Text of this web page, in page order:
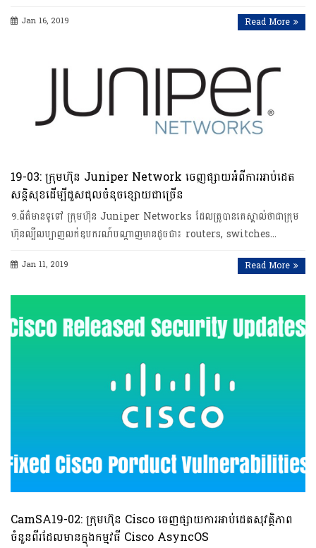
Jan 16, 2019 Read More
19-03: ក្រុមហ៊ុន Juniper Network ចេញផ្សាយអំពីការអាប់ដេត
សន្តិសុខដើម្បីជួសជុលចំនុចខ្សោយជាច្រើន
១.ព័ត៌មានទូទៅ ក្រុមហ៊ុន Juniper Networks ដែលត្រូបានគេស្គាល់ថាជាក្រុម
ហ៊ុនល្បីលប្បាញលក់ឧបករណ៍បណ្តាញមានដូចជា៖ routers, switches…
Jan 11, 2019 Read More
CamSA19-02: ក្រុមហ៊ុន Cisco ចេញផ្សាយការអាប់ដេតសុវត្ថិភាព
ចំនួនពីរដែលមានក្នុង​កម្មវធី​ Cisco AsyncOS